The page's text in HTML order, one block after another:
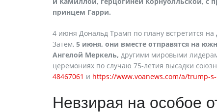
принцем Гарри.
4 июня Дональд Трамп по плану встретится
Затем, 5 июня, они вместе отправятся на
Ангелой Меркель, другими мировыми
церемониях по случаю 75-летия высадки
48467061 и https://www.voanews.com/a/trump-
Невзирая на особое